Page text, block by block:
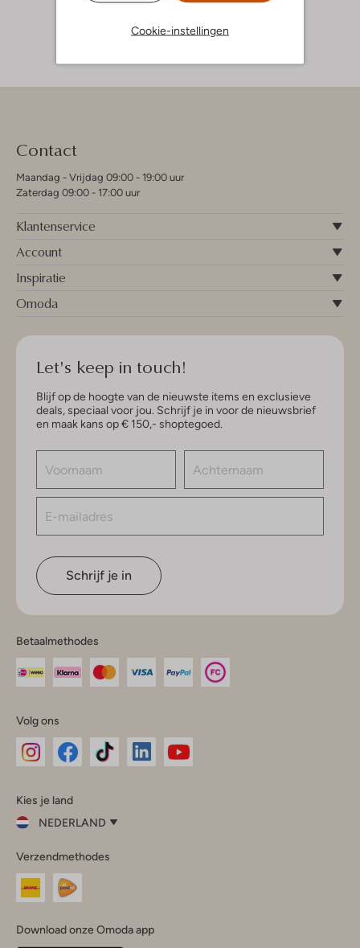
Cookie-instellingen
Contact
Maandag - Vrijdag 09:00 - 19:00 uur
Zaterdag 09:00 - 17:00 uur
Klantenservice
Account
Inspiratie
Omoda
Let's keep in touch!
Blijf op de hoogte van de nieuwste items en exclusieve
deals, speciaal voor jou. Schrijf je in voor de nieuwsbrief
en maak kans op € 150,- shoptegoed.
Schrijf je in
Betaalmethodes
Volg ons
InstagramFacebook
Kies je land
NEDERLAND
je
land
Nederland
Belgique(Français)
Verzendmethodes
Download onze Omoda app